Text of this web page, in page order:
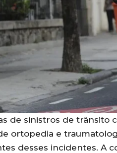
de sinistros de trânsito
ortopedia e
desses incidentes. A